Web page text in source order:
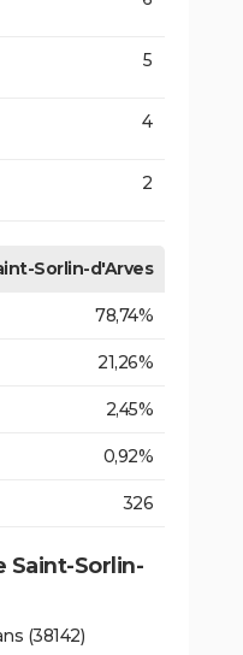
5
4
2
Sorlin-d'Arves
78,74%
21,26%
2,45%
0,92%
326
Saint-Sorlin-
(38142)